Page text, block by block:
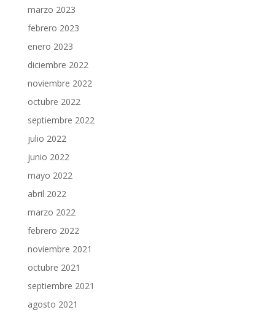
marzo 2023
febrero 2023
enero 2023
diciembre 2022
noviembre 2022
octubre 2022
septiembre 2022
julio 2022
junio 2022
mayo 2022
abril 2022
marzo 2022
febrero 2022
noviembre 2021
octubre 2021
septiembre 2021
agosto 2021